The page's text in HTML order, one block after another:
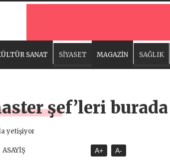
SANAT SİYASET MAGAZİN SAĞLIK
şef’leri
ASAYİŞ A+ A-